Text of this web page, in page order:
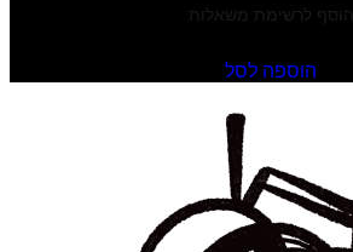
הוסף לרשימת משאלות
הוספה לסל